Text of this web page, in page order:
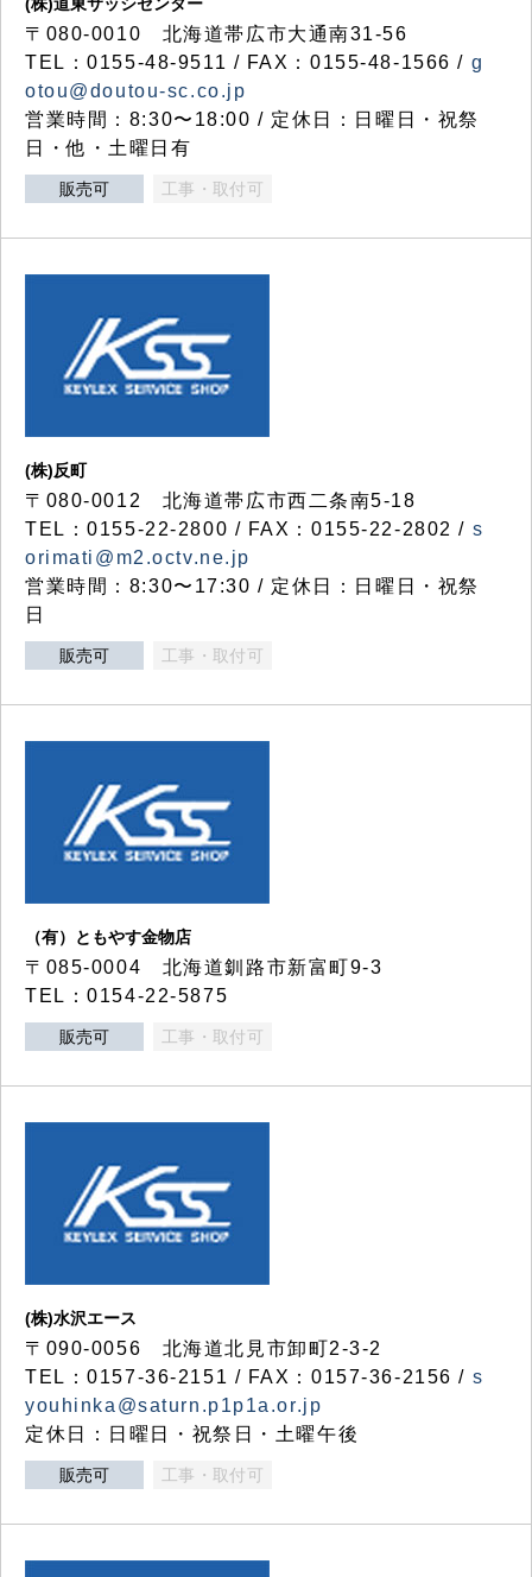
〒080-0010 北海道帯広市大通南31-56
TEL：0155-48-9511 / FAX：0155-48-1566 / g
otou@doutou-sc.co.jp
営業時間：8:30〜18:00 / 定休日：日曜日・祝祭
日・他・土曜日有
販売可 工事・取付可
(株)反町
〒080-0012 北海道帯広市西二条南5-18
TEL：0155-22-2800 / FAX：0155-22-2802 / s
orimati@m2.octv.ne.jp
営業時間：8:30〜17:30 / 定休日：日曜日・祝祭
日
販売可 工事・取付可
（有）ともやす金物店
〒085-0004 北海道釧路市新富町9-3
TEL：0154-22-5875
販売可 工事・取付可
(株)水沢エース
〒090-0056 北海道北見市卸町2-3-2
TEL：0157-36-2151 / FAX：0157-36-2156 / s
youhinka@saturn.p1p1a.or.jp
定休日：日曜日・祝祭日・土曜午後
販売可 工事・取付可